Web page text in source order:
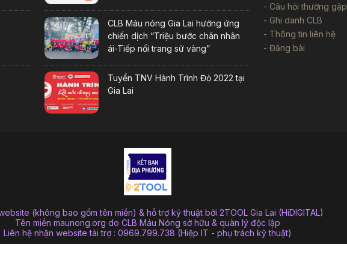
CLB Máu nóng Gia Lai hưởng ứng
chiến dịch “Triệu bước chân nhân
ái-Tiếp nối trang sử vàng”
Tuyển TNV Hành Trình Đỏ 2022 tại
Gia Lai
Câu hỏi thường gặp
Ghi danh CLB
Thông tin liên hệ
Đăng bài
(không bao gồm tên miền) & hỗ trợ kỹ thuật bởi 2TOOL Gia Lai (HiDIGITAL)
Tên miền maunong.org do CLB Máu Nóng sở hữu & quàn lý độc lập
Liên hệ nhận website tài trợ : 0969.799.738 (Hiệp IT - phụ trách kỹ thuật)